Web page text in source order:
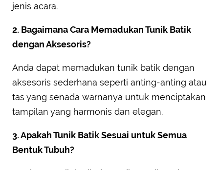
jenis acara.
2. Bagaimana Cara Memadukan Tunik Batik
dengan Aksesoris?
Anda dapat memadukan tunik batik dengan
aksesoris sederhana seperti anting-anting atau
tas yang senada warnanya untuk menciptakan
tampilan yang harmonis dan elegan.
3. Apakah Tunik Batik Sesuai untuk Semua
Bentuk Tubuh?